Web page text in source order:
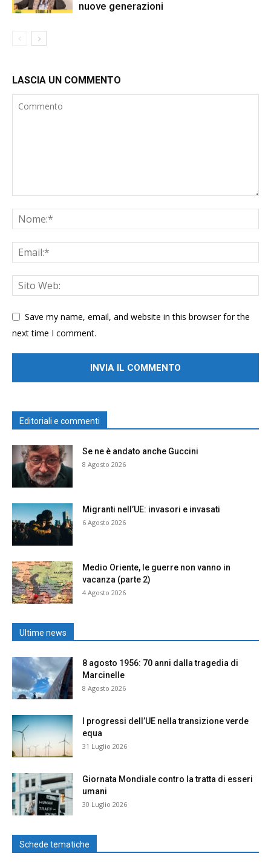
nuove generazioni
LASCIA UN COMMENTO
Save my name, email, and website in this browser for the
next time I comment.
Editoriali e commenti
Se ne è andato anche Guccini
8 Agosto 2026
Migranti nell’UE: invasori e invasati
6 Agosto 2026
Medio Oriente, le guerre non vanno in
vacanza (parte 2)
4 Agosto 2026
Ultime news
8 agosto 1956: 70 anni dalla tragedia di
Marcinelle
8 Agosto 2026
I progressi dell’UE nella transizione verde
equa
31 Luglio 2026
Giornata Mondiale contro la tratta di esseri
umani
30 Luglio 2026
Schede tematiche